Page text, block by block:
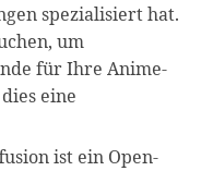
spezialisiert hat.
um
für Ihre Anime-
eine
ist ein Open-